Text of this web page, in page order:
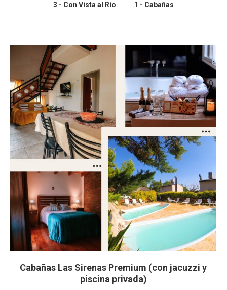
3 - Con Vista al Río
1 - Cabañas
Cabañas Las Sirenas Premium (con jacuzzi y
piscina privada)